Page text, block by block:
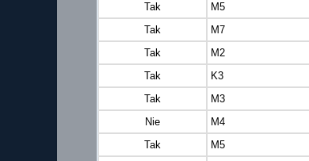
Tak
M5
Tak
M7
Tak
M2
Tak
K3
Tak
M3
Nie
M4
Tak
M5